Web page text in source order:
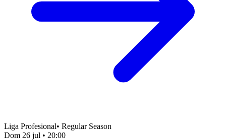
Liga Profesional• Regular Season
Dom 26 jul • 20:00